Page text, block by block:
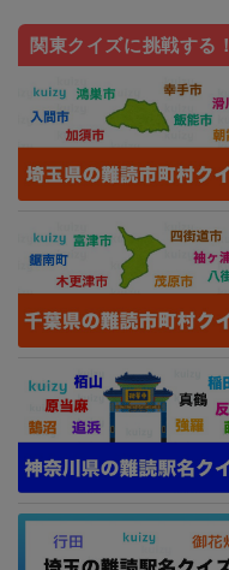
関東クイズに挑戦する！